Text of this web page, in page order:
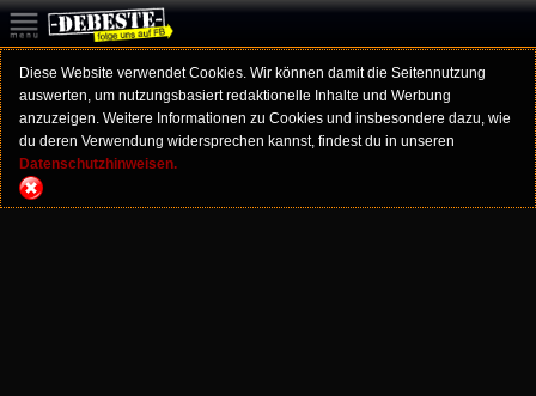
Diese Website verwendet Cookies. Wir können damit die Seitennutzung
auswerten, um nutzungsbasiert redaktionelle Inhalte und Werbung
anzuzeigen. Weitere Informationen zu Cookies und insbesondere dazu, wie
du deren Verwendung widersprechen kannst, findest du in unseren
Datenschutzhinweisen.